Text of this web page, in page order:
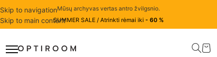
Skip to navigation
Skip to main content
Mūsų archyvas vertas antro žvilgsnio.
SUMMER SALE / Atrinkti rėmai iki - 60 %